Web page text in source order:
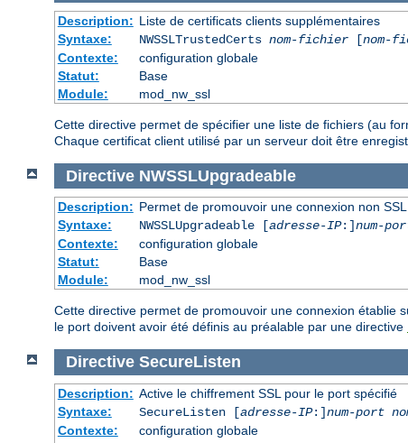
Description: Liste de certificats clients supplémentaires
Syntaxe:
NWSSLTrustedCerts nom-fichier[nom-
Contexte:
configuration globale
Statut:
Base
Module:
mod_nw_ssl
Cette directive permet de spécifier une liste de fichiers (au
Chaque certificat client utilisé par un serveur doit être
Directive NWSSLUpgradeable
Description: Permet de promouvoir une connexion non
Syntaxe:
NWSSLUpgradeable [adresse-IP:]num-
Contexte:
configuration globale
Statut:
Base
Module:
mod_nw_ssl
Cette directive permet de promouvoir une connexion établie
le port doivent avoir été définis au préalable par une directive
Directive SecureListen
Description: Active le chiffrement SSL pour le port spécifié
Syntaxe:
SecureListen [adresse-IP:]num-port
Contexte:
configuration globale